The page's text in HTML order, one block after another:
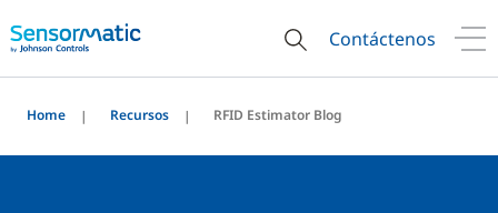
Contáctenos
Home Recursos RFID Estimator Blog